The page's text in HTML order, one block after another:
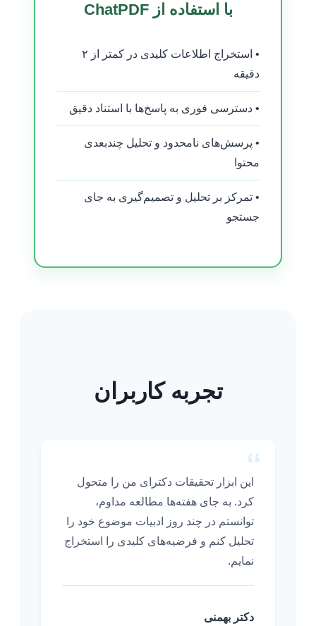
با استفاده از ChatPDF
• استخراج اطلاعات کلیدی در کمتر از ۲
دقیقه
• دسترسی فوری به پاسخ‌ها با استناد دقیق
• پرسش‌های نامحدود و تحلیل چندبعدی
محتوا
• تمرکز بر تحلیل و تصمیم‌گیری به جای
جستجو
تجربه کاربران
“این ابزار تحقیقات دکترای من را متحول
کرد. به جای هفته‌ها مطالعه مداوم،
توانستم در چند روز ادبیات موضوع خود را
تحلیل کنم و فرضیه‌های کلیدی را استخراج
نمایم.
دکتر بهمنی